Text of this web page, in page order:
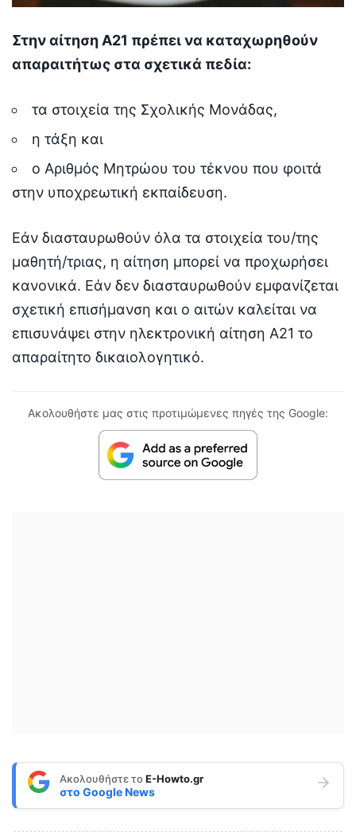
Στην αίτηση Α21 πρέπει να καταχωρηθούν
απαραιτήτως στα σχετικά πεδία:
τα στοιχεία της Σχολικής Μονάδας,
η τάξη και
ο Αριθμός Μητρώου του τέκνου που φοιτά
στην υποχρεωτική εκπαίδευση.
Εάν διασταυρωθούν όλα τα στοιχεία του/της
μαθητή/τριας, η αίτηση μπορεί να προχωρήσει
κανονικά. Εάν δεν διασταυρωθούν εμφανίζεται
σχετική επισήμανση και ο αιτών καλείται να
επισυνάψει στην ηλεκτρονική αίτηση Α21 το
απαραίτητο δικαιολογητικό.
Ακολουθήστε μας στις προτιμώμενες πηγές της Google:
Ακολουθήστε τοE-Howto.gr
στο Google News